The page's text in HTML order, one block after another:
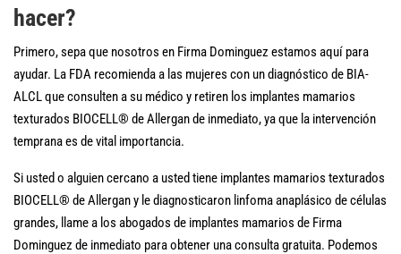
hacer?
Primero, sepa que nosotros en Firma Dominguez estamos aquí para
ayudar. La FDA recomienda a las mujeres con un diagnóstico de BIA-
ALCL que consulten a su médico y retiren los implantes mamarios
texturados BIOCELL® de Allergan de inmediato, ya que la intervención
temprana es de vital importancia.
Si usted o alguien cercano a usted tiene implantes mamarios texturados
BIOCELL® de Allergan y le diagnosticaron linfoma anaplásico de células
grandes, llame a los abogados de implantes mamarios de Firma
Dominguez de inmediato para obtener una consulta gratuita. Podemos